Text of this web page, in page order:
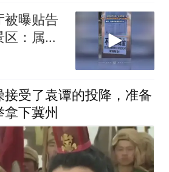
被曝贴告
区：属
下
受了袁谭的投降，准备
下冀州